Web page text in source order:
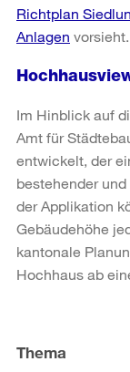
Richtplan
Anlagen vorsieht.
Im Hinblick auf
Amt für
entwickelt, der
bestehender
der Applikation
Gebäudehöhe
kantonale
Hochhaus ab
Thema